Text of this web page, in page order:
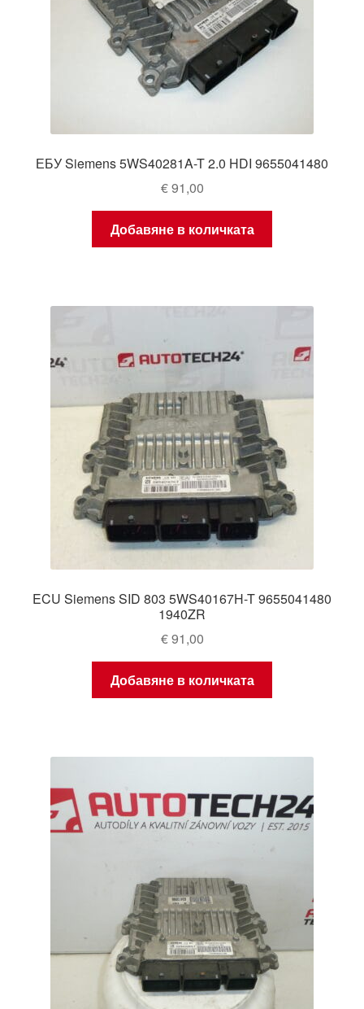
ЕБУ Siemens 5WS40281A-T 2.0 HDI 9655041480
€91,00
Добавяне в количката
ECU Siemens SID 803 5WS40167H-T 9655041480
1940ZR
€91,00
Добавяне в количката